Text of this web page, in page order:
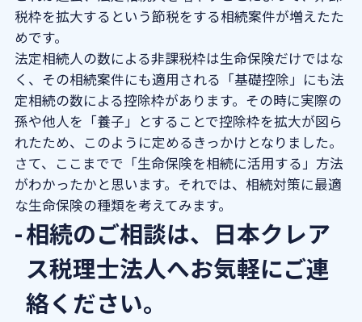
税枠を拡大するという節税をする相続案件が増えたた
めです。
法定相続人の数による非課税枠は生命保険だけではな
く、その相続案件にも適用される「基礎控除」にも法
定相続の数による控除枠があります。その時に実際の
孫や他人を「養子」とすることで控除枠を拡大が図ら
れたため、このように定めるきっかけとなりました。
さて、ここまでで「生命保険を相続に活用する」方法
がわかったかと思います。それでは、相続対策に最適
な生命保険の種類を考えてみます。
相続のご相談は、日本クレア
ス税理士法人へお気軽にご連
絡ください。